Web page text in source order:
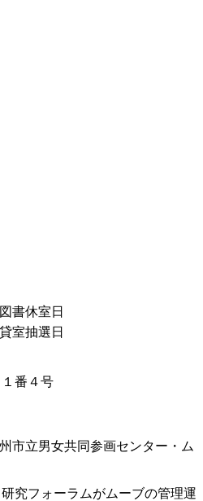
図書休室日
貸室抽選日
番４号
市立男女共同参画センター・ム
究フォーラムがムーブの管理運